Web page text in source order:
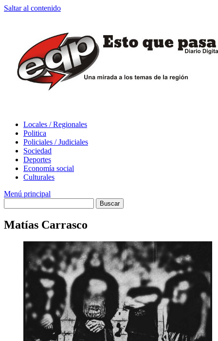
Saltar al contenido
Locales / Regionales
Politica
Policiales / Judiciales
Sociedad
Deportes
Economía social
Culturales
Menú principal
Matías Carrasco